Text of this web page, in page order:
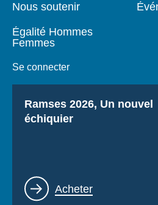
Nous soutenir
Égalité Hommes
Femmes
Se connecter
Titre
Ramses 2026, Un nouvel
échiquier
Lien
Acheter